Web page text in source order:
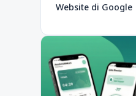
Website di Google